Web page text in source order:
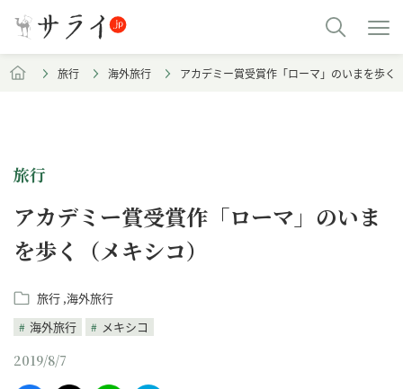
旅行 海外旅行 アカデミー賞受賞作「ローマ」のいまを歩く
旅行
アカデミー賞受賞作「ローマ」のいま
を歩く（メキシコ）
旅行 海外旅行
海外旅行
メキシコ
2019/8/7